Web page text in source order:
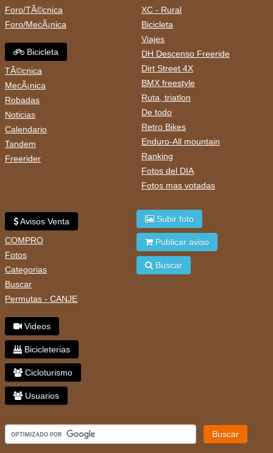
Foro/TÃ©cnica
Foro/MecÃ¡nica
Bicicleta
TÃ©cnica
MecÃ¡nica
Robadas
Noticias
Calendario
Tandem
Freerider
XC - Rural
Bicicleta
Viajes
DH Descenso Freeride
Dirt Street 4X
BMX freestyle
Ruta, triatlon
De todo
Retro Bikes
Enduro-All mountain
Ranking
Fotos del DIA
Fotos mas votadas
Avisos Venta
COMPRO
Fotos
Categorias
Buscar
Permutas - CANJE
Videos
Bicicleterias
Cicloturismo
Usuarios
Subir foto
Publicar aviso
Buscar
Buscar